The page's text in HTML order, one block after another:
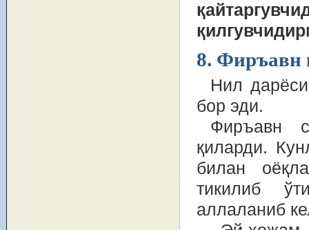
8. Фиръавн
Нил
бор эди.
Фиръавн
қиларди.
билан
тикилиб
аллаланиб